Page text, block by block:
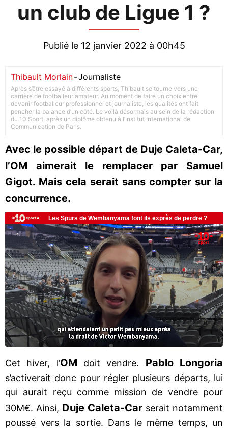
un club de Ligue 1 ?
Publié le 12 janvier 2022 à 00h45
Thibault Morlain-Journaliste
Après s’être essayé à différents sports, Thibault se tourne vers une
carrière de footballeur amateur. Au moment de faire un choix entre
devenir footballeur professionnel et journaliste, les qualités ont fait
pencher la balance d’un côté. Le voilà désormais au sein de la rédaction
du 10 Sport, après un diplôme obtenu à l’Institut International de
Communication de Paris.
Avec le possible départ de Duje Caleta-Car,
l’OM aimerait le remplacer par Samuel
Gigot. Mais cela serait sans compter sur la
concurrence.
Cet hiver, l’OM doit vendre. Pablo Longoria
s’activerait donc pour régler plusieurs départs, lui
qui aurait reçu comme mission de vendre pour
30M€. Ainsi, Duje Caleta-Car serait notamment
poussé vers la sortie. Dans le même temps, un